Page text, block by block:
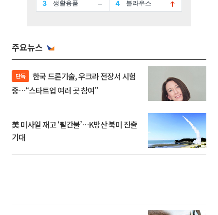
주요뉴스
단독
중…“스타트업 여러 곳 참여”
美 미사일 재고 ‘빨간불’…K방산 북미 진출
기대